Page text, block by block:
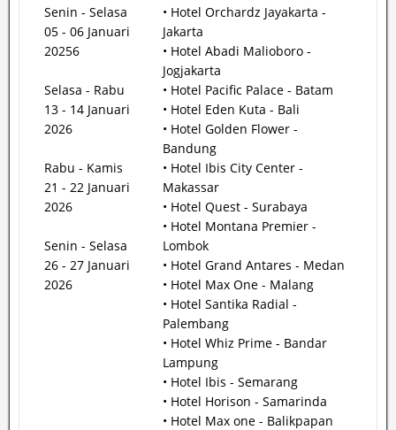
Senin - Selasa
05 - 06 Januari
20256
Selasa - Rabu
13 - 14 Januari
2026
Rabu - Kamis
21 - 22 Januari
2026
Senin - Selasa
26 - 27 Januari
2026
• Hotel Orchardz Jayakarta -
Jakarta
• Hotel Abadi Malioboro -
Jogjakarta
• Hotel Pacific Palace - Batam
• Hotel Eden Kuta - Bali
• Hotel Golden Flower -
Bandung
• Hotel Ibis City Center -
Makassar
• Hotel Quest - Surabaya
• Hotel Montana Premier -
Lombok
• Hotel Grand Antares - Medan
• Hotel Max One - Malang
• Hotel Santika Radial -
Palembang
• Hotel Whiz Prime - Bandar
Lampung
• Hotel Ibis - Semarang
• Hotel Horison - Samarinda
• Hotel Max one - Balikpapan